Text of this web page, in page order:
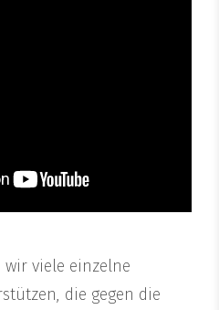
wir viele einzelne
die gegen die